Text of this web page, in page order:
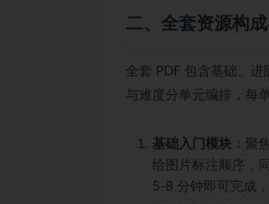
二、全套资源构成
全套 PDF 包含基础、
与难度分单元编排，每
基础入门模块 ：聚
给图片标注顺序，
5-8 分钟即可完成，